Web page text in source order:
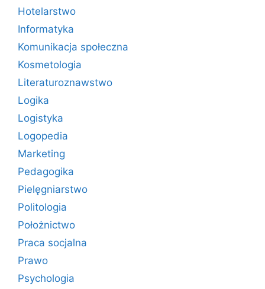
Hotelarstwo
Informatyka
Komunikacja społeczna
Kosmetologia
Literaturoznawstwo
Logika
Logistyka
Logopedia
Marketing
Pedagogika
Pielęgniarstwo
Politologia
Położnictwo
Praca socjalna
Prawo
Psychologia